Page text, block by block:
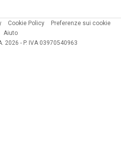
Cookie Policy
Preferenze sui cookie
Aiuto
2026 - P. IVA 03970540963